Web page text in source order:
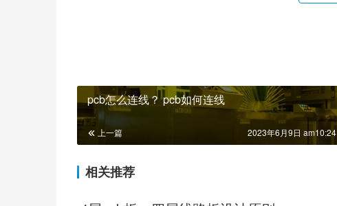
pcb怎么连线？ pcb如何连线
上一篇 2023年6月9日 am10:24
相关推荐